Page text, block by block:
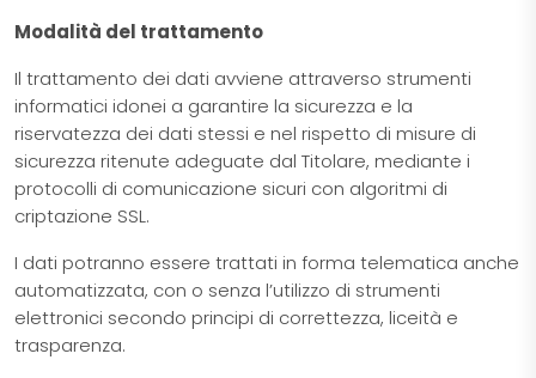
Modalità del trattamento
Il trattamento dei dati avviene attraverso strumenti
informatici idonei a garantire la sicurezza e la
riservatezza dei dati stessi e nel rispetto di misure di
sicurezza ritenute adeguate dal Titolare, mediante i
protocolli di comunicazione sicuri con algoritmi di
criptazione SSL.
I dati potranno essere trattati in forma telematica anche
automatizzata, con o senza l’utilizzo di strumenti
elettronici secondo principi di correttezza, liceità e
trasparenza.